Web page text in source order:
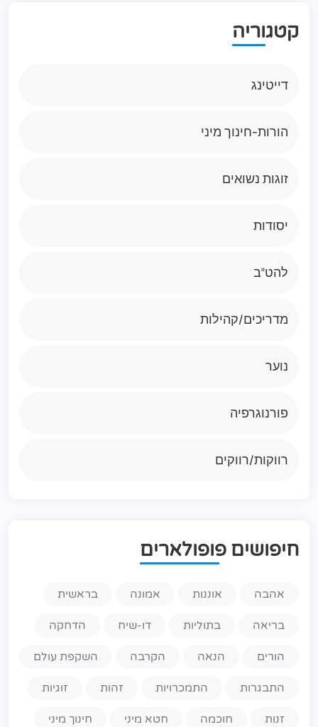
קטגוריה
דייטינג
הורות-חינוך מיני
זוגות נשואים
יסודות
להט"ב
מדריכים/קהילות
נוער
פורנוגרפיה
רווקות/רווקים
חיפושים פופולארים
אהבה אוננות אמונה בראשית
בריאה בתוליות דו-שיח הדחקה
הורים הנאה הקרבה השקפת עולם
התבגרות התמכרויות זהות זוגיות
זנות חוכמה חטא מיני חינוך מיני